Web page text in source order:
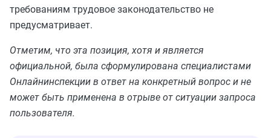
требованиям трудовое законодательство не
предусматривает.
Отметим, что эта позиция, хотя и является
официальной, была сформулирована специалистами
Онлайнинспекции в ответ на конкретный вопрос и не
может быть применена в отрыве от ситуации запроса
пользователя.